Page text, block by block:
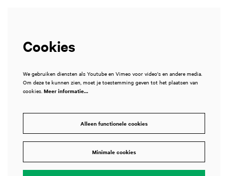
Cookies
We gebruiken diensten als Youtube en Vimeo voor video's en andere media.
Om deze te kunnen zien, moet je toestemming geven tot het plaatsen van
cookies. Meer informatie…
Alleen functionele cookies
Minimale cookies